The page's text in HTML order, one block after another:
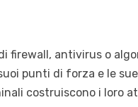
firewall, antivirus o
punti di forza e le
costruiscono i loro